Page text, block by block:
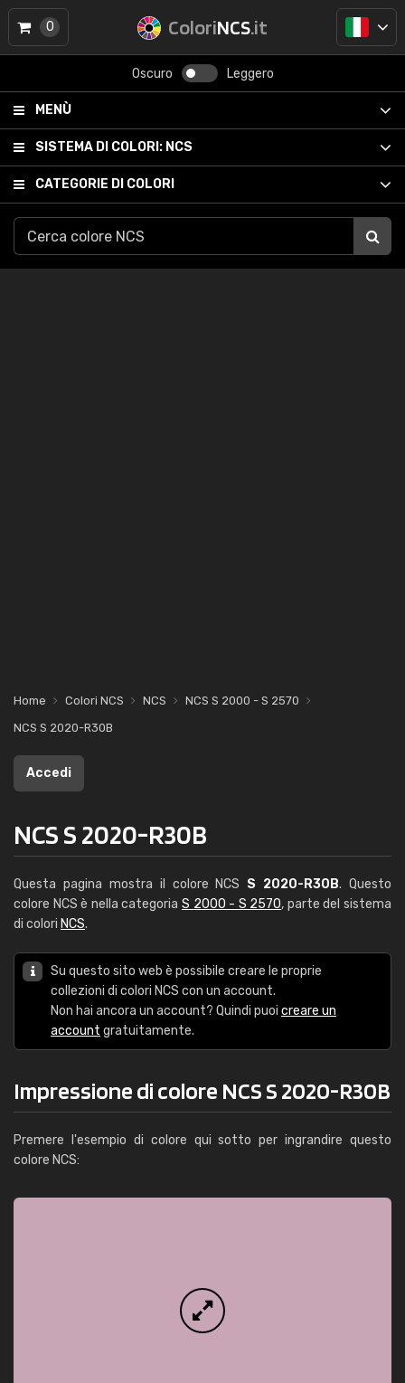
ColoriNCS.it
Oscuro Leggero
MENÙ
SISTEMA DI COLORI: NCS
CATEGORIE DI COLORI
0
Home Colori NCS NCS
NCS S 2000 - S 2570
NCS S 2020-R30B
Accedi
NCS S 2020-R30B
Questa pagina mostra il colore NCS S 2020-R30B. Questo
colore NCS è nella categoria S 2000 - S 2570, parte del sistema
di colori NCS.
Su questo sito web è possibile creare le proprie
collezioni di colori NCS con un account.
Non hai ancora un account? Quindi puoi creare un
account gratuitamente.
Impressione di colore NCS S 2020-R30B
Premere l'esempio di colore qui sotto per ingrandire questo
colore NCS: